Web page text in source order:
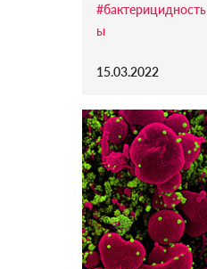
#бактерицидность
ы
15.03.2022